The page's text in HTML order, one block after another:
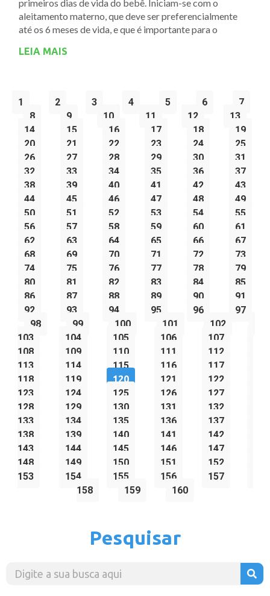
primeiros dias de vida do bebê. Iniciam-se com o
aleitamento materno, que deve ser preferencialmente
até os 6 meses de vida, e que é importante para o
LEIA MAIS
1 2 3 4 5 6
7
8
9 10 11 12
13
14
15 16 17 18
19
20
21 22 23 24
25
26
27 28 29 30
31
32
33 34 35 36
37
38
39 40 41 42
43
44
45 46 47 48
49
50
51 52 53 54
55
56
57 58 59 60
61
62
63 64 65 66
67
68
69 70 71 72
73
74
75 76 77 78
79
80
81 82 83 84
85
86
87 88 89 90
91
92
93 94 95 96
97
98
99 100 101
102
103
104 105 106
107
108
109 110 111
112
113
114 115 116
117
118
119 120 121
122
123
124 125 126
127
128
129 130 131
132
133
134 135 136
137
138
139 140 141
142
143
144 145 146
147
148
149 150 151
152
153
154 155 156
157
158
159 160
Pesquisar